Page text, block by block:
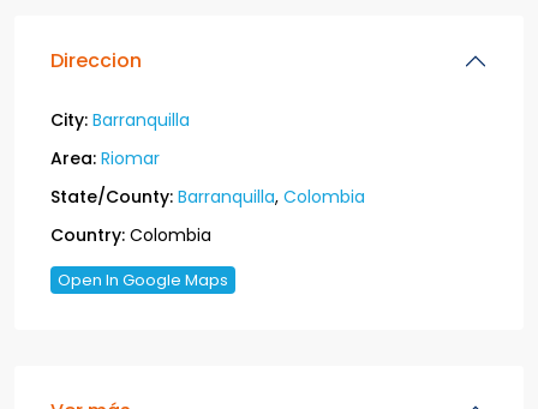
Direccion
City: Barranquilla
Area: Riomar
State/County: Barranquilla, Colombia
Country: Colombia
Open In Google Maps